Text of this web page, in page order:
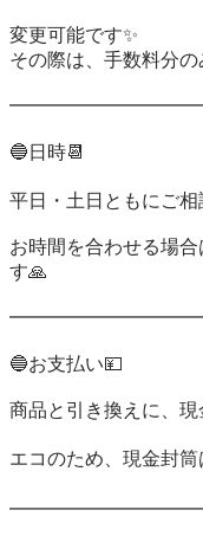
変更可能です✨
その際は、手数料分の
🔵日時📆
平日・土日ともにご相
お時間を合わせる場
す🙏
🔵お支払い💴
商品と引き換えに、
エコのため、現金封